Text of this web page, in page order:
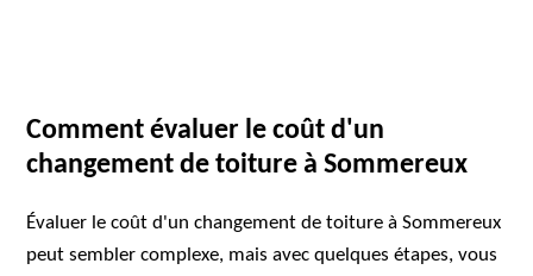
Comment évaluer le coût d'un
changement de toiture à Sommereux
Évaluer le coût d'un changement de toiture à Sommereux
peut sembler complexe, mais avec quelques étapes, vous